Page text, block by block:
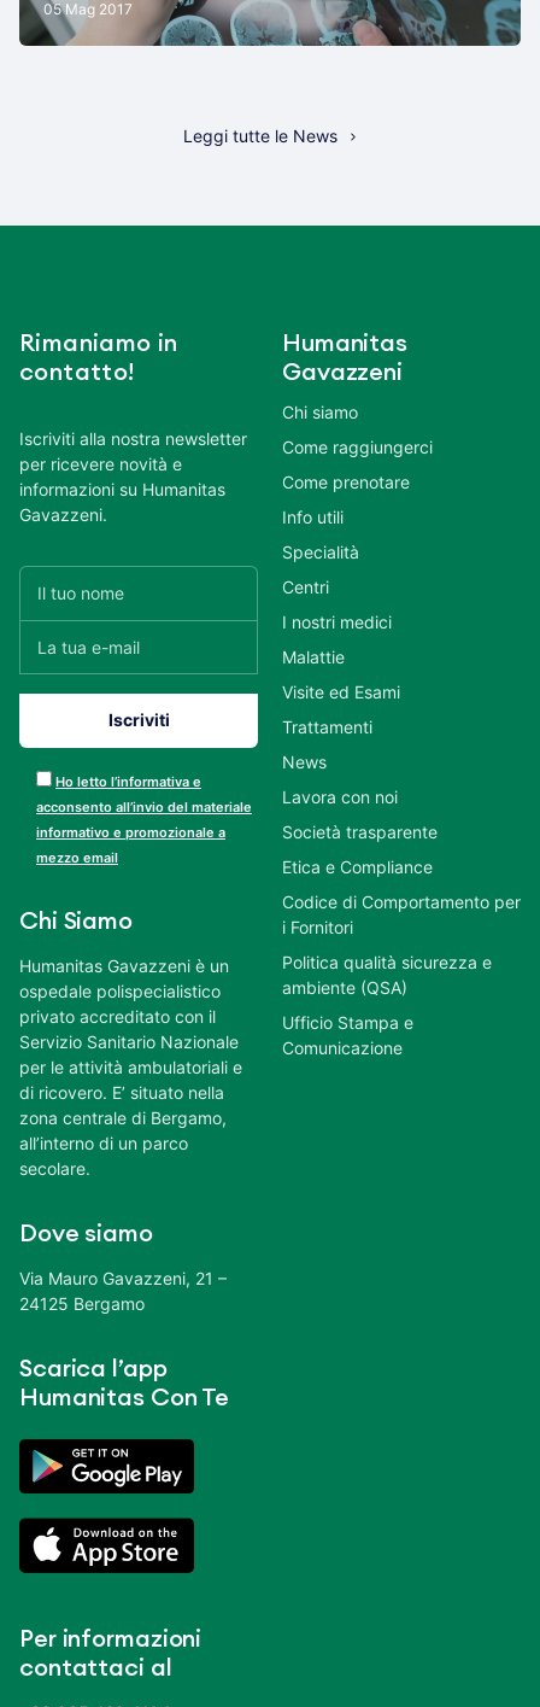
05 Mag 2017
Leggi tutte le News
Rimaniamo in
contatto!
Iscriviti alla nostra newsletter
per ricevere novità e
informazioni su Humanitas
Gavazzeni.
Ho letto l’informativa e
acconsento all’invio del materiale
informativo e promozionale a
mezzo email
Chi Siamo
Humanitas Gavazzeni è un
ospedale polispecialistico
privato accreditato con il
Servizio Sanitario Nazionale
per le attività ambulatoriali e
di ricovero. E’ situato nella
zona centrale di Bergamo,
all’interno di un parco
secolare.
Dove siamo
Via Mauro Gavazzeni, 21 –
24125 Bergamo
Scarica l’app
Humanitas Con Te
Per informazioni
contattaci al
Humanitas
Gavazzeni
Chi siamo
Come raggiungerci
Come prenotare
Info utili
Specialità
Centri
I nostri medici
Malattie
Visite ed Esami
Trattamenti
News
Lavora con noi
Società trasparente
Etica e Compliance
Codice di Comportamento per
i Fornitori
Politica qualità sicurezza e
ambiente (QSA)
Ufficio Stampa e
Comunicazione